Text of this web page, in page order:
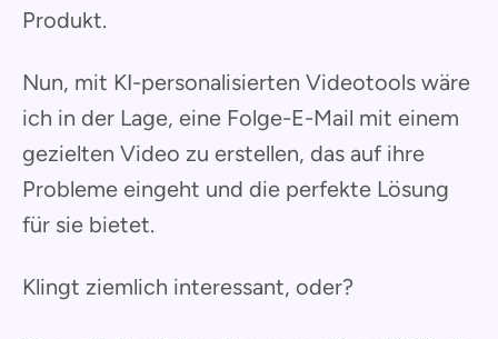
Produkt.
Nun, mit KI-personalisierten Videotools wäre
ich in der Lage, eine Folge-E-Mail mit einem
gezielten Video zu erstellen, das auf ihre
Probleme eingeht und die perfekte Lösung
für sie bietet.
Klingt ziemlich interessant, oder?